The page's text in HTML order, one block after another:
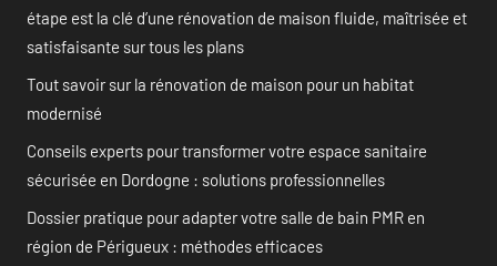
étape est la clé d’une rénovation de maison fluide, maîtrisée et
satisfaisante sur tous les plans
Tout savoir sur la rénovation de maison pour un habitat
modernisé
Conseils experts pour transformer votre espace sanitaire
sécurisée en Dordogne : solutions professionnelles
Dossier pratique pour adapter votre salle de bain PMR en
région de Périgueux : méthodes efficaces